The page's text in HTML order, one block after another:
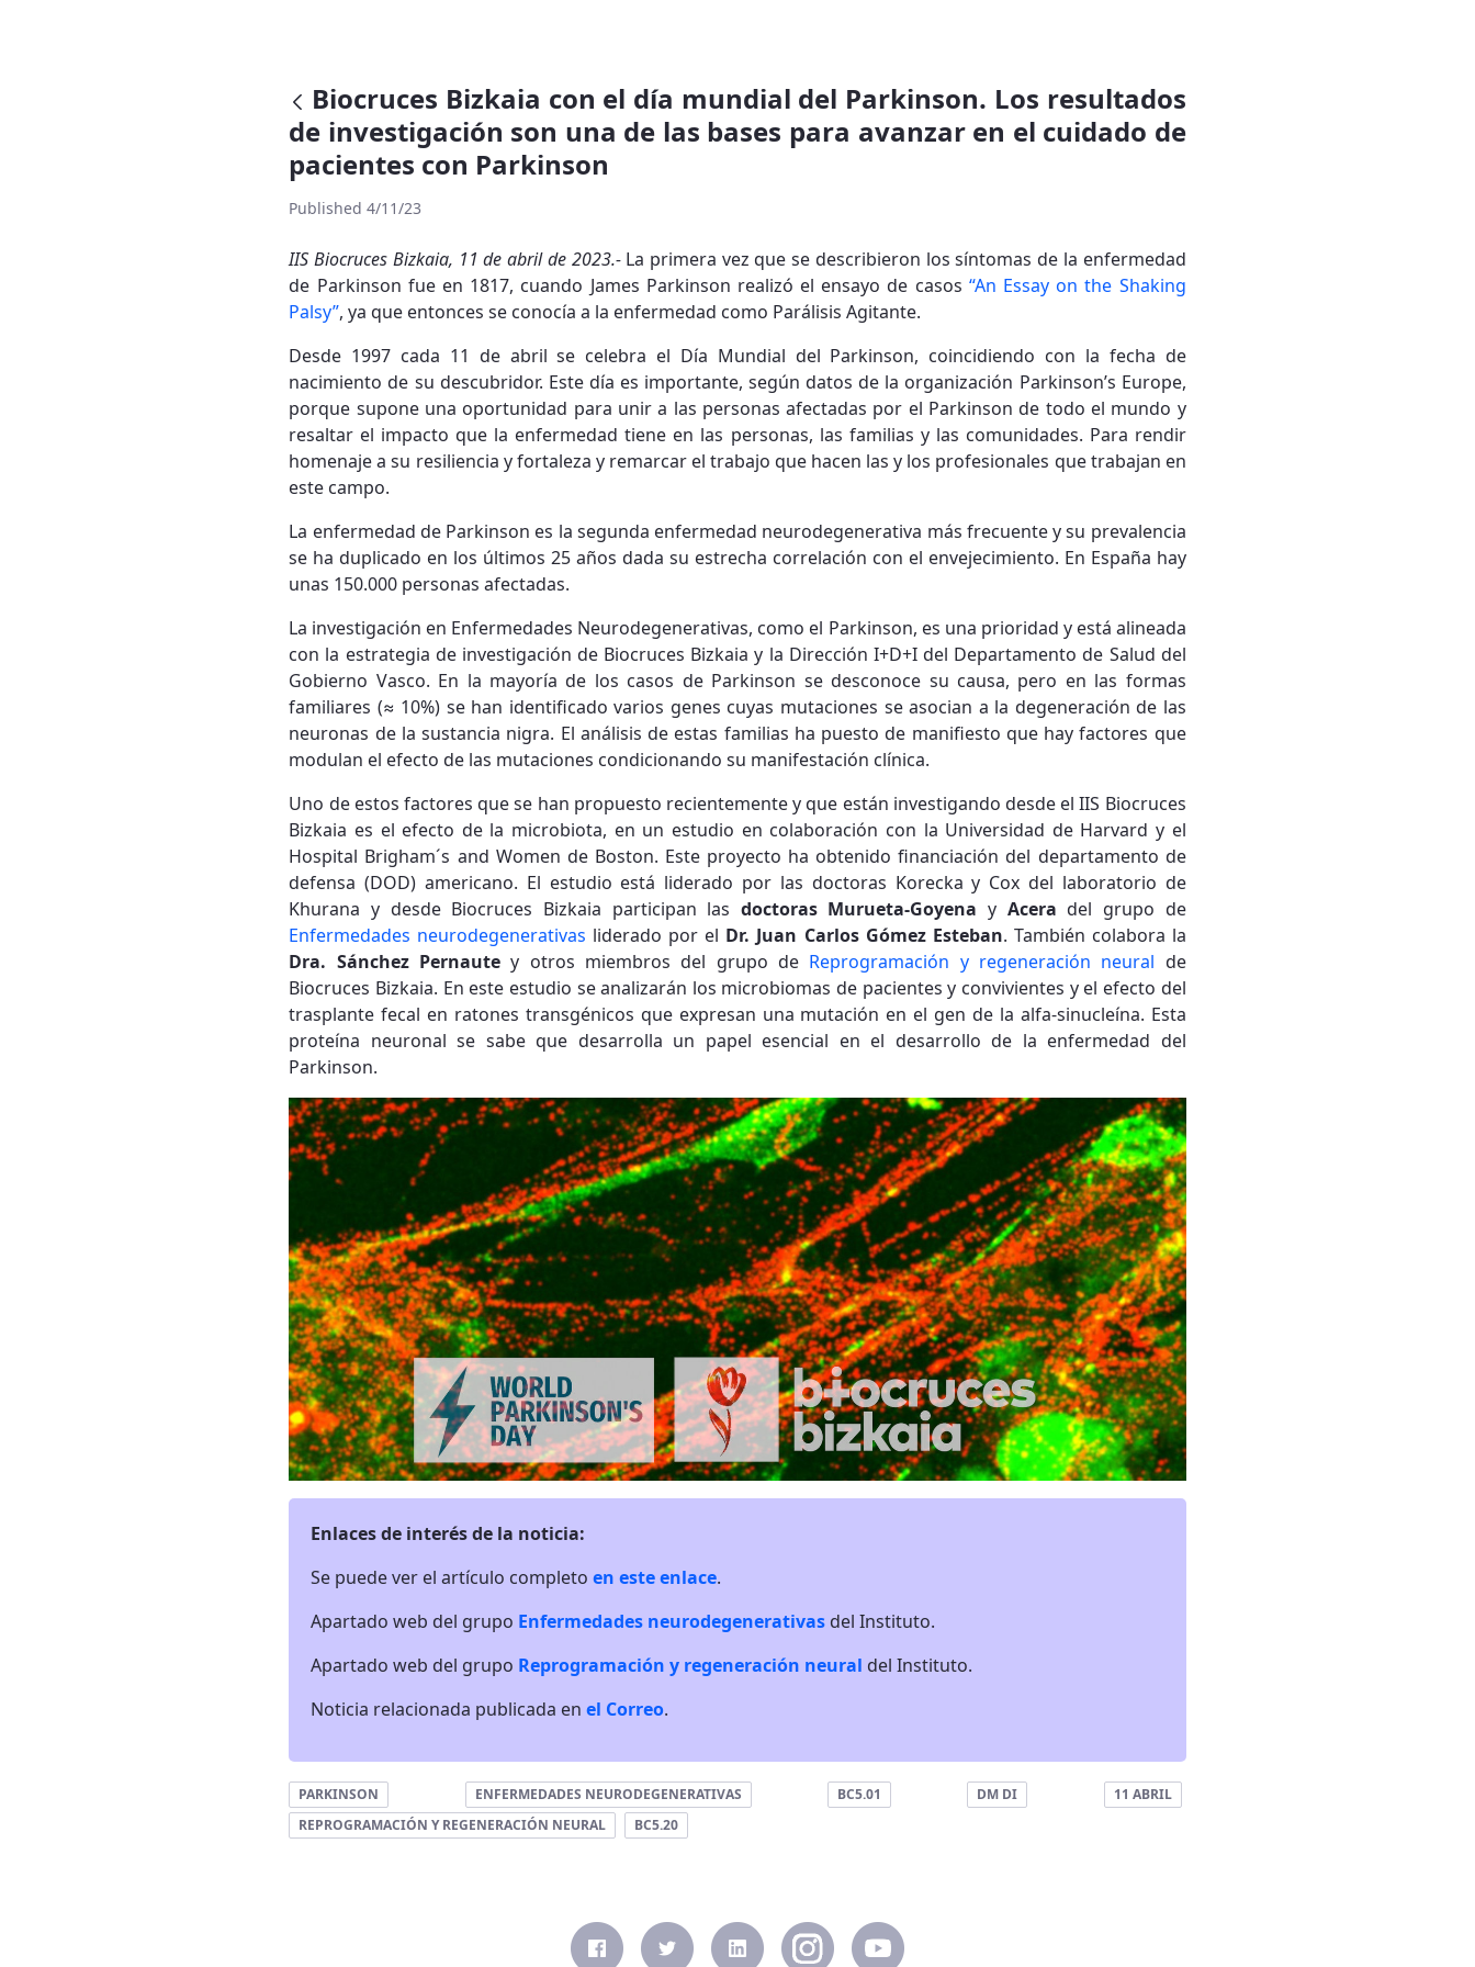
Biocruces Bizkaia con el día mundial del Parkinson. Los resultados
de investigación son una de las bases para avanzar en el cuidado de
pacientes con Parkinson
Published 4/11/23
IIS Biocruces Bizkaia, 11 de abril de 2023.- La primera vez que se describieron los síntomas de la enfermedad
de Parkinson fue en 1817, cuando James Parkinson realizó el ensayo de casos “An Essay on the Shaking
Palsy”, ya que entonces se conocía a la enfermedad como Parálisis Agitante.
Desde 1997 cada 11 de abril se celebra el Día Mundial del Parkinson, coincidiendo con la fecha de
nacimiento de su descubridor. Este día es importante, según datos de la organización Parkinson’s Europe,
porque supone una oportunidad para unir a las personas afectadas por el Parkinson de todo el mundo y
resaltar el impacto que la enfermedad tiene en las personas, las familias y las comunidades. Para rendir
homenaje a su resiliencia y fortaleza y remarcar el trabajo que hacen las y los profesionales que trabajan en
este campo.
La enfermedad de Parkinson es la segunda enfermedad neurodegenerativa más frecuente y su prevalencia
se ha duplicado en los últimos 25 años dada su estrecha correlación con el envejecimiento. En España hay
unas 150.000 personas afectadas.
La investigación en Enfermedades Neurodegenerativas, como el Parkinson, es una prioridad y está alineada
con la estrategia de investigación de Biocruces Bizkaia y la Dirección I+D+I del Departamento de Salud del
Gobierno Vasco. En la mayoría de los casos de Parkinson se desconoce su causa, pero en las formas
familiares (≈ 10%) se han identificado varios genes cuyas mutaciones se asocian a la degeneración de las
neuronas de la sustancia nigra. El análisis de estas familias ha puesto de manifiesto que hay factores que
modulan el efecto de las mutaciones condicionando su manifestación clínica.
Uno de estos factores que se han propuesto recientemente y que están investigando desde el IIS Biocruces
Bizkaia es el efecto de la microbiota, en un estudio en colaboración con la Universidad de Harvard y el
Hospital Brigham´s and Women de Boston. Este proyecto ha obtenido financiación del departamento de
defensa (DOD) americano. El estudio está liderado por las doctoras Korecka y Cox del laboratorio de
Khurana y desde Biocruces Bizkaia participan las doctoras Murueta-Goyena y Acera del grupo de
Enfermedades neurodegenerativas liderado por el Dr. Juan Carlos Gómez Esteban. También colabora la
Dra. Sánchez Pernaute y otros miembros del grupo de Reprogramación y regeneración neural de
Biocruces Bizkaia. En este estudio se analizarán los microbiomas de pacientes y convivientes y el efecto del
trasplante fecal en ratones transgénicos que expresan una mutación en el gen de la alfa-sinucleína. Esta
proteína neuronal se sabe que desarrolla un papel esencial en el desarrollo de la enfermedad del
Parkinson.
Enlaces de interés de la noticia:
Se puede ver el artículo completoen este enlace.
Apartado web del grupo Enfermedades neurodegenerativas del Instituto.
Apartado web del grupo Reprogramación y regeneración neural del Instituto.
Noticia relacionada publicada enel Correo.
PARKINSON ENFERMEDADES NEURODEGENERATIVAS BC5.01 DM DI
11 ABRIL
REPROGRAMACIÓN Y REGENERACIÓN NEURAL
BC5.20